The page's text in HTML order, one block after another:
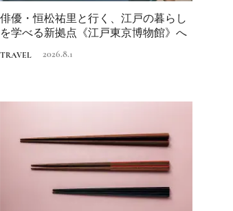
俳優・恒松祐里と行く、江戸の暮らし
を学べる新拠点《江戸東京博物館》へ
TRAVEL 2026.8.1